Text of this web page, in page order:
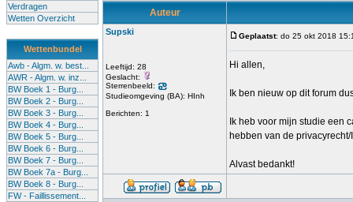
Verdragen
Wetten Overzicht
Wettenbundel
Awb - Algm. w. best...
AWR - Algm. w. inz...
BW Boek 1 - Burg...
BW Boek 2 - Burg...
BW Boek 3 - Burg...
BW Boek 4 - Burg...
BW Boek 5 - Burg...
BW Boek 6 - Burg...
BW Boek 7 - Burg...
BW Boek 7a - Burg...
BW Boek 8 - Burg...
FW - Faillissement...
Auteur
Supski
Leeftijd: 28
Geslacht:
Sterrenbeeld:
Studieomgeving (BA): HInh
Berichten: 1
Geplaatst: do 25 okt 2018
Hi allen,
Ik ben nieuw op dit forum
Ik heb voor mijn studie een
hebben van de privacyrecht/
Alvast bedankt!